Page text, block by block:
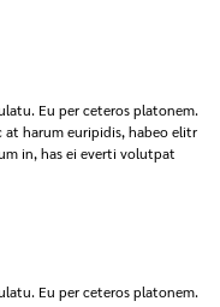
Eu per ceteros platonem.
at harum euripidis, habeo elitr
in, has ei everti volutpat
Eu per ceteros platonem.